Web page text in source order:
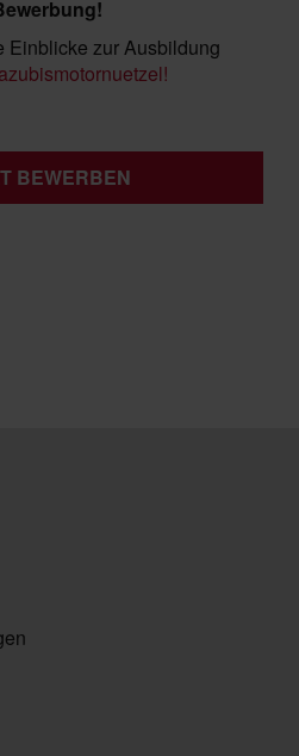
Einblicke zur Ausbildung
BEWERBEN